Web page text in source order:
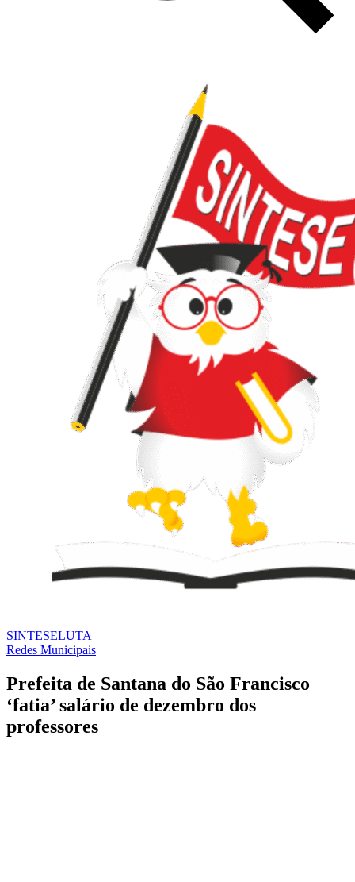
SINTESELUTA
Redes Municipais
Prefeita de Santana do São Francisco
‘fatia’ salário de dezembro dos
professores